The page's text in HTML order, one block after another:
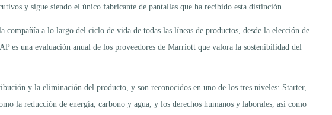
y sigue siendo el único fabricante de pantallas que ha recibido esta distinción.
a lo largo del ciclo de vida de todas las líneas de productos, desde la elección de
una evaluación anual de los proveedores de Marriott que valora la sostenibilidad del
y la eliminación del producto, y son reconocidos en uno de los tres niveles: Starter,
la reducción de energía, carbono y agua, y los derechos humanos y laborales, así como